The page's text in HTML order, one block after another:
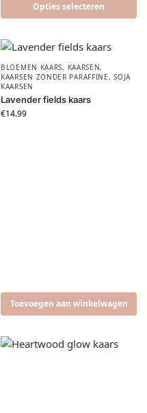
Opties selecteren
BLOEMEN KAARS, KAARSEN,
KAARSEN ZONDER PARAFFINE,SOJA
KAARSEN
Lavender fields kaars
€14.99
Toevoegen aan winkelwagen